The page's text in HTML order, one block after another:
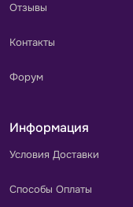
Отзывы
Контакты
Форум
Информация
Условия Доставки
Способы Оплаты